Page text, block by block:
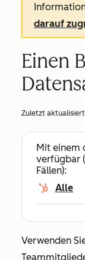
darauf
Einen
Zuletzt
Mit einem
verfügbar
Fällen):
Alle
Verwenden